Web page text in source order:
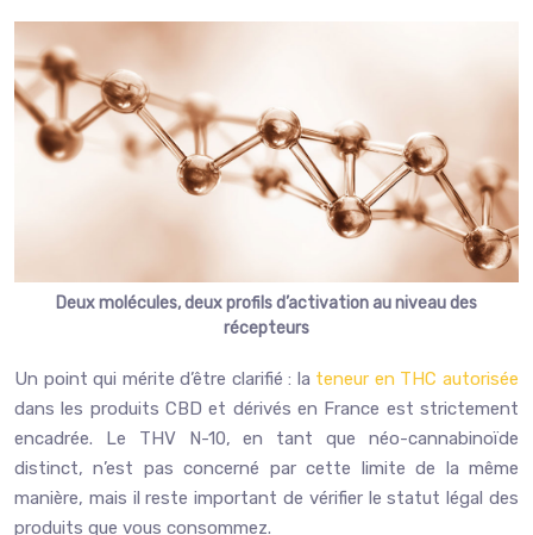
Deux molécules, deux profils d’activation au niveau des
récepteurs
Un point qui mérite d’être clarifié : la teneur en THC autorisée
dans les produits CBD et dérivés en France est strictement
encadrée. Le THV N-10, en tant que néo-cannabinoïde
distinct, n’est pas concerné par cette limite de la même
manière, mais il reste important de vérifier le statut légal des
produits que vous consommez.